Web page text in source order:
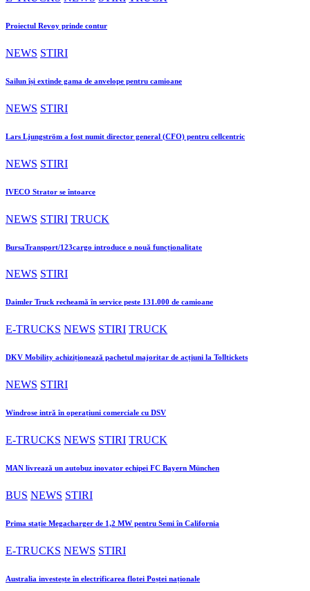
Proiectul Revoy prinde contur
NEWS STIRI
Sailun își extinde gama de anvelope pentru camioane
NEWS STIRI
Lars Ljungström a fost numit director general (CFO) pentru cellcentric
NEWS STIRI
IVECO Strator se întoarce
NEWS STIRI TRUCK
BursaTransport/123cargo introduce o nouă funcționalitate
NEWS STIRI
Daimler Truck recheamă în service peste 131.000 de camioane
E-TRUCKS NEWS STIRI TRUCK
DKV Mobility achiziționează pachetul majoritar de acțiuni la Tolltickets
NEWS STIRI
Windrose intră în operațiuni comerciale cu DSV
E-TRUCKS NEWS STIRI TRUCK
MAN livrează un autobuz inovator echipei FC Bayern München
BUS NEWS STIRI
Prima stație Megacharger de 1,2 MW pentru Semi în California
E-TRUCKS NEWS STIRI
Australia investește în electrificarea flotei Poștei naționale